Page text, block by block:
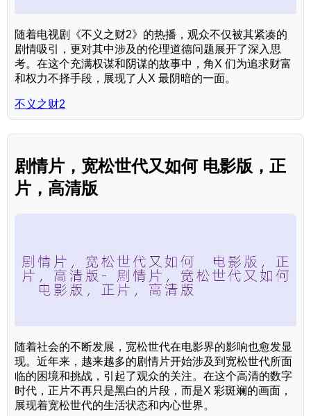
随着电视剧《不义之财2》的热播，观众不仅被其紧凑的
剧情吸引，更对其中涉及的伦理道德问题展开了深入思
考。在这个充满权谋和阴谋的故事中，角X 们为追求财富
和权力不择手段，展现了人X 最阴暗的一面。
不义之财2
剧情片，宽松世代又如何 电影版，正
片，高清版
随着社会的不断发展，宽松世代在电影界的影响也愈发显
现。近年来，越来越多的剧情片开始涉及到宽松世代所面
临的困境和挑战，引起了观众的关注。在这个高清的数字
时代，正片不再只是黑白的片段，而是X 彩斑斓的画面，
展现着宽松世代的生活状态和内心世界。